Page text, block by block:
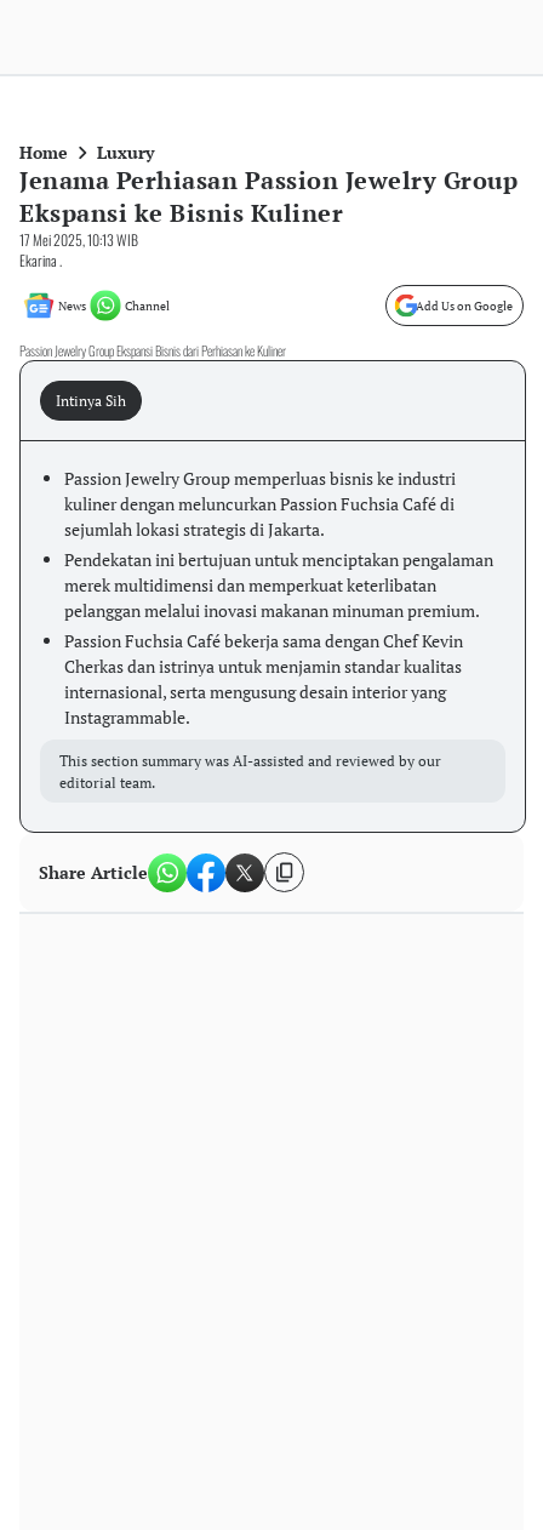
Home Luxury
Jenama Perhiasan Passion Jewelry Group
Ekspansi ke Bisnis Kuliner
17 Mei 2025, 10:13 WIB
Ekarina .
News Channel Add Us on Google
Passion Jewelry Group Ekspansi Bisnis dari Perhiasan ke Kuliner
Intinya Sih
Passion Jewelry Group memperluas bisnis ke industri
kuliner dengan meluncurkan Passion Fuchsia Café di
sejumlah lokasi strategis di Jakarta.
Pendekatan ini bertujuan untuk menciptakan pengalaman
merek multidimensi dan memperkuat keterlibatan
pelanggan melalui inovasi makanan minuman premium.
Passion Fuchsia Café bekerja sama dengan Chef Kevin
Cherkas dan istrinya untuk menjamin standar kualitas
internasional, serta mengusung desain interior yang
Instagrammable.
This section summary was AI-assisted and reviewed by our
editorial team.
Share Article